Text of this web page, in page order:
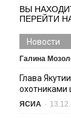
ВЫ
ПЕРЕЙТИ
Новости
Галина
Глава
охотниками
ЯСИА -